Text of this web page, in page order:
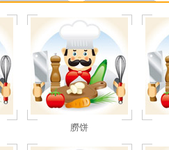
朥饼